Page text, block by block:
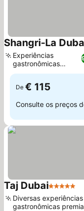
Shangri-La
Experiências
gastronômicas
asiáticas
De € 115
Consulte os preços
Taj Dubai5 Estrelas
Diversas experiências
gastronômicas